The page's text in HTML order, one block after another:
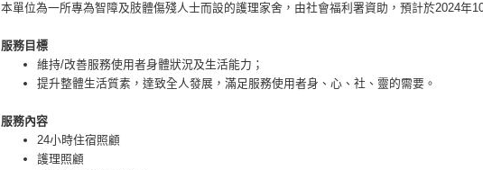
本單位為一所專為智障及肢體傷殘人士而設的護理家舍，由社會福利署資助，預計於2024年
服務目標
維持/改善服務使用者身體狀況及生活能力；
提升整體生活質素，達致全人發展，滿足服務使用者身、心、社、靈的需要。
服務內容
24小時住宿照顧
護理照顧